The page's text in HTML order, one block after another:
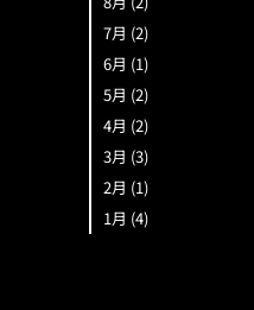
7月 (2)
6月 (1)
5月 (2)
4月 (2)
3月 (3)
2月 (1)
1月 (4)